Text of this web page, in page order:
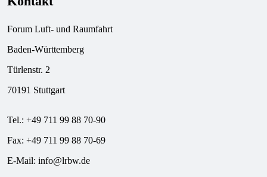
Forum Luft- und Raumfahrt
Baden-Württemberg
Türlenstr. 2
70191 Stuttgart
Tel.: +49 711 99 88 70-90
Fax: +49 711 99 88 70-69
E-Mail: info@lrbw.de